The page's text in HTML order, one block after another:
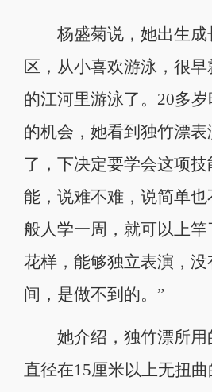
杨盛菊说，她出生成
区，从小喜欢游泳，很
的江河里游泳了。20多
的机会，她看到独竹漂
了，下决定要学会这项技
能，说难不难，说简单
般人学一周，就可以上
花样，能够独立表演，
间，是做不到的。”
她介绍，独竹漂所用
直径在15厘米以上无扭